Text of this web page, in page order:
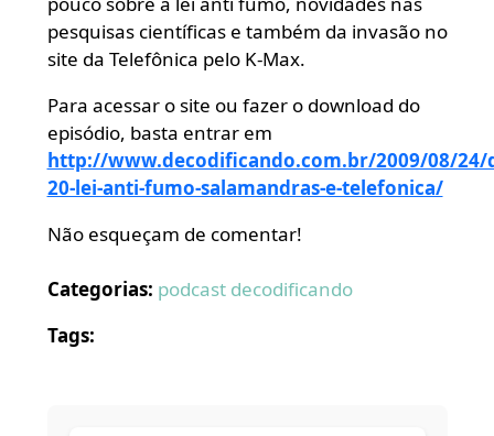
pesquisas científicas e também da invasão no
site da Telefônica pelo K-Max.
Para acessar o site ou fazer o download do
episódio, basta entrar em
http://www.decodificando.com.br/2009/08/24/
20-lei-anti-fumo-salamandras-e-telefonica/
Não esqueçam de comentar!
Categorias: podcast decodificando
Tags: